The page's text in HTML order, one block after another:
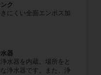
ク
にくい全面エンボス加
器
水器を内蔵。場所をと
浄水器です。また、浄